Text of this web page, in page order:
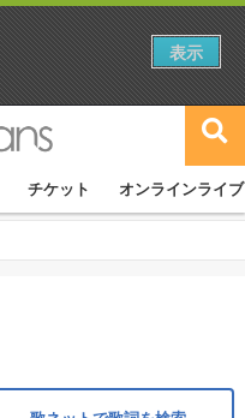
チケット オンラインライブ
表示